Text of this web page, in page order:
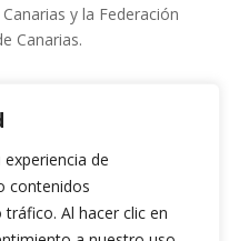
de
contenidos
Al hacer clic en
y la Federación
Canarias.
con el
El Mojón
la seguridad y
se convierta en una